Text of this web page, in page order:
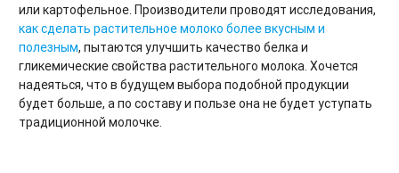
или картофельное. Производители проводят исследования,
как сделать растительное молоко более вкусным и
полезным, пытаются улучшить качество белка и
гликемические свойства растительного молока. Хочется
надеяться, что в будущем выбора подобной продукции
будет больше, а по составу и пользе она не будет уступать
традиционной молочке.